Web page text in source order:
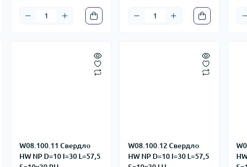
W08.100.11 Свердло
HW NP D=10 I=30 L=57,5
W08.100.12 Свердло
HW NP D=10 I=30 L=57,5